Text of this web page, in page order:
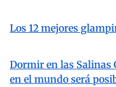
Los 12 mejores
Dormir en las Salinas
en el mundo será